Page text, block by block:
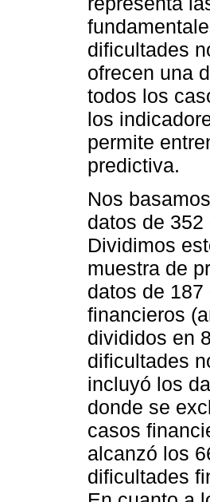
dificultades
ofrecen una
todos los
los
permite
predictiva.
Nos
datos de
Dividimos
muestra de
datos de
financieros
divididos en
dificultades
incluyó los
donde se
casos
alcanzó los
dificultades